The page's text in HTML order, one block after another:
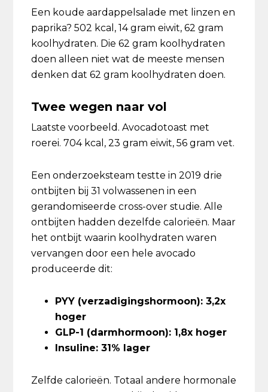
Een koude aardappelsalade met linzen en
paprika? 502 kcal, 14 gram eiwit, 62 gram
koolhydraten. Die 62 gram koolhydraten
doen alleen niet wat de meeste mensen
denken dat 62 gram koolhydraten doen.
Twee wegen naar vol
Laatste voorbeeld. Avocadotoast met
roerei. 704 kcal, 23 gram eiwit, 56 gram vet.
Een onderzoeksteam testte in 2019 drie
ontbijten bij 31 volwassenen in een
gerandomiseerde cross-over studie. Alle
ontbijten hadden dezelfde calorieën. Maar
het ontbijt waarin koolhydraten waren
vervangen door een hele avocado
produceerde dit:
PYY (verzadigingshormoon): 3,2x
hoger
GLP-1 (darmhormoon): 1,8x hoger
Insuline: 31% lager
Zelfde calorieën. Totaal andere hormonale